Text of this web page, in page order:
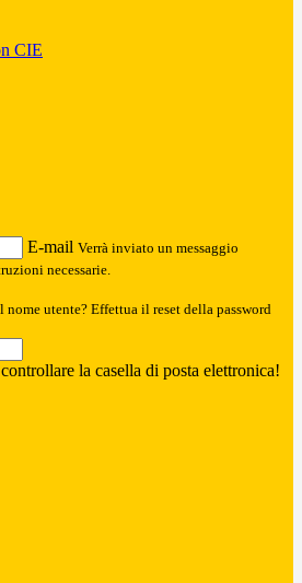
CIE
E-mail Verrà inviato un messaggio
necessarie.
nome utente? Effettua il reset della password
la casella di posta elettronica!